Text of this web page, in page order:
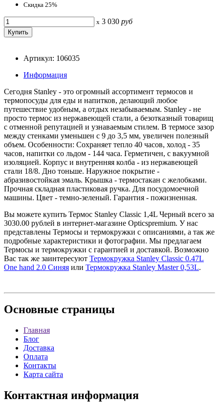
Скидка 25%
x 3 030 руб
Артикул: 106035
Информация
Сегодня Stanley - это огромный ассортимент термосов и
термопосуды для еды и напитков, делающий любое
путешествие удобным, а отдых незабываемым. Stanley - не
просто термос из нержавеющей стали, а безотказный товарищ
с отменной репутацией и узнаваемым стилем. В термосе зазор
между стенками уменьшен с 9 до 3,5 мм, увеличен полезный
объем. Особенности: Сохраняет тепло 40 часов, холод - 35
часов, напитки со льдом - 144 часа. Герметичен, с вакуумной
изоляцией. Корпус и внутренняя колба - из нержавеющей
стали 18/8. Дно тоньше. Наружное покрытие -
абразивостойкая эмаль. Крышка - термостакан c желобками.
Прочная складная пластиковая ручка. Для посудомоечной
машины. Цвет - темно-зеленый. Гарантия - пожизненная.
Вы можете купить Термос Stanley Classic 1,4L Черный всего за
3030.00 рублей в интернет-магазине Opticspremium. У нас
представлены Термосы и термокружки с описаниями, а так же
подробные характеристики и фотографии. Мы предлагаем
Термосы и термокружки с гарантией и доставкой. Возможно
Вас так же заинтересуют Термокружка Stanley Classic 0.47L
One hand 2.0 Синяя или Термокружка Stanley Master 0,53L.
Основные страницы
Главная
Блог
Доставка
Оплата
Контакты
Карта сайта
Контактная информация